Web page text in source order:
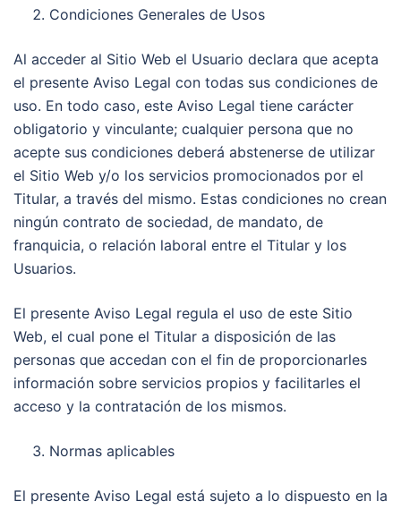
Condiciones Generales de Usos
Al acceder al Sitio Web el Usuario declara que acepta
el presente Aviso Legal con todas sus condiciones de
uso. En todo caso, este Aviso Legal tiene carácter
obligatorio y vinculante; cualquier persona que no
acepte sus condiciones deberá abstenerse de utilizar
el Sitio Web y/o los servicios promocionados por el
Titular, a través del mismo. Estas condiciones no crean
ningún contrato de sociedad, de mandato, de
franquicia, o relación laboral entre el Titular y los
Usuarios.
El presente Aviso Legal regula el uso de este Sitio
Web, el cual pone el Titular a disposición de las
personas que accedan con el fin de proporcionarles
información sobre servicios propios y facilitarles el
acceso y la contratación de los mismos.
Normas aplicables
El presente Aviso Legal está sujeto a lo dispuesto en la